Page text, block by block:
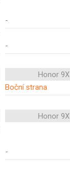
-
-
Honor 9X
Boční strana
Honor 9X
-